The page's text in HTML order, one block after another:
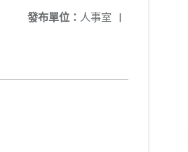
發布單位： 人事室 |